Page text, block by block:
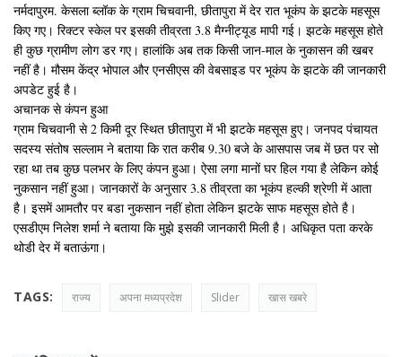
नर्मदापुरम. केसला ब्लॉक के ग्राम चिचवानी, छीतापुरा में देर रात भूकंप के झटके महसूस
किए गए। रिक्टर स्केल पर इसकी तीव्रता 3.8 मैग्नीट्यूड मापी गई। झटके महसूस होते
ही कुछ ग्रामीण लोग डर गए। हालांकि अब तक किसी जान-माल के नुकासन की खबर
नहीं है। मौसम केंद्र भोपाल और एनसीएस की वेबसाइड पर भूकंप के झटके की जानकारी
अपडेट हुई है।
अचानक से कंपन हुआ
ग्राम चिचवानी से 2 किमी दूर स्थित छीतापुरा में भी झटके महसूस हुए। जनपद पंचायत
सदस्य संतोष सल्लाम ने बताया कि रात करीब 9.30 बजे के आसपास जब में छत पर सो
रहा था तब कुछ पलभर के लिए कंपन हुआ। ऐसा लगा मानों घर हिल गया है लेकिन कोई
नुकसान नहीं हुआ। जानकारों के अनुसार 3.8 तीव्रता का भूकंप हल्की श्रेणी में आता
है। इसमें आमतौर पर बडा नुकसान नहीं होता लेकिन झटके साफ महसूस होते है।
एसडीएम निलेश शर्मा ने बताया कि मुझे इसकी जानकारी मिली है। अधिकृत पता करके
थोडी देर में बताऊंगा।
TAGS: राज्य अपना मध्यप्रदेश Slider खास खबरे